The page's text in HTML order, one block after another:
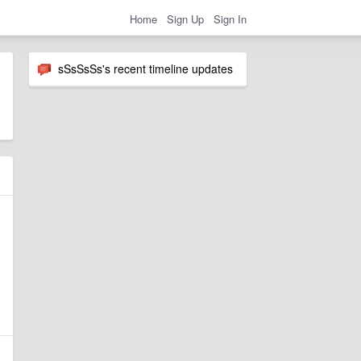
Home Sign Up Sign In
sSsSsSs's recent timeline updates